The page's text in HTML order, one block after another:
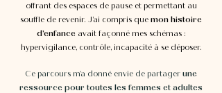
offrant des espaces de pause et permettant au
souffle de revenir. J’ai compris que mon histoire
d’enfance avait façonné mes schémas :
hypervigilance, contrôle, incapacité à se déposer.
Ce parcours m’a donné envie de partager une
ressource pour toutes les femmes et adultes